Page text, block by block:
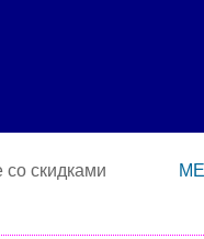
со скидками